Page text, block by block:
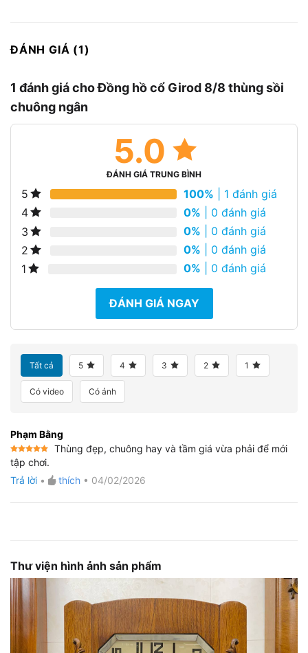
ĐÁNH GIÁ (1)
1 đánh giá choĐồng hồ cổ Girod 8/8 thùng sồi
chuông ngân
5.0
ĐÁNH GIÁ TRUNG BÌNH
5 100% | 1 đánh giá
4
0% | 0 đánh giá
3
0% | 0 đánh giá
2
0% | 0 đánh giá
1
0% | 0 đánh giá
ĐÁNH GIÁ NGAY
Tất cả 5 4 3 2 1
Có video Có ảnh
Phạm Bằng
Được xếp
hạng55
sao
Thùng đẹp, chuông hay và tầm giá vừa phải để mới
tập chơi.
Trả lời • thích • 04/02/2026
Thư viện hình ảnh sản phẩm